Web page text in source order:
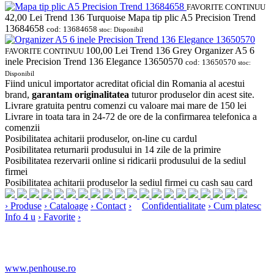
FAVORITE CONTINUU
42,00 Lei Trend 136 Turquoise Mapa tip plic A5 Precision Trend
13684658 cod: 13684658 stoc: Disponibil
FAVORITE CONTINUU 100,00 Lei Trend 136 Grey Organizer A5 6
inele Precision Trend 136 Elegance 13650570 cod: 13650570 stoc:
Disponibil
Fiind unicul importator acreditat oficial din Romania al acestui
brand, garantam originalitatea tuturor produselor din acest site.
Livrare gratuita pentru comenzi cu valoare mai mare de 150 lei
Livrare in toata tara in 24-72 de ore de la confirmarea telefonica a
comenzii
Posibilitatea achitarii produselor, on-line cu cardul
Posibilitatea returnarii produsului in 14 zile de la primire
Posibilitatea rezervarii online si ridicarii produsului de la sediul
firmei
Posibilitatea achitarii produselor la sediul firmei cu cash sau card
› Produse › Cataloage › Contact ›
Info 4 u › Favorite ›
Confidentialitate › Cum platesc
www.penhouse.ro